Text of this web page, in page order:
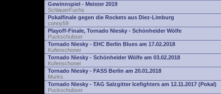
Gewinnspiel - Meister 2019
SchlauerFuchs
Pokalfinale gegen die Rockets aus Diez-Limburg
conny59
Playoff-Finale, Tornado Niesky - Schönheider Wölfe
Puckschubser
Tornado Niesky - EHC Berlin Blues am 17.02.2018
Kufenschoner
Tornado Niesky - Schönheider Wölfe am 03.02.2018
Kufenschoner
Tornado Niesky - FASS Berlin am 20.01.2018
Murks
Tornado Niesky - TAG Salzgitter Icefighters am 12.11.2017 (Pokal)
Puckschubser